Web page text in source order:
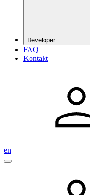
Developer
DRFG
FAQ
Kontakt
en